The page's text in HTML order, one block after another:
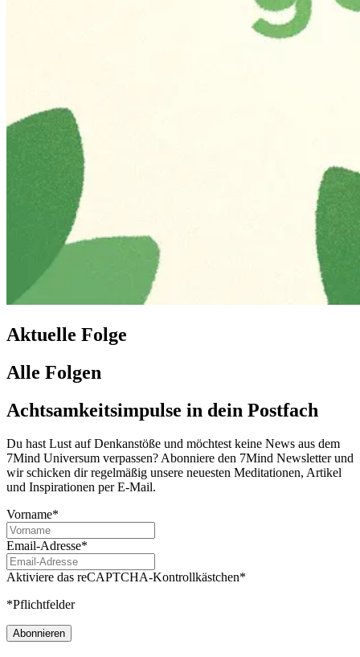
Aktuelle Folge
Alle Folgen
Achtsamkeitsimpulse in dein Postfach
Du hast Lust auf Denkanstöße und möchtest keine News aus dem
7Mind Universum verpassen? Abon­niere den 7Mind News­let­ter und
wir schicken dir regelmäßig unsere neuesten Meditationen, Artikel
und Inspirationen per E-Mail.
Vorname*
Email-Adresse*
Aktiviere das reCAPTCHA-Kontrollkästchen*
*Pflichtfelder
Abonnieren